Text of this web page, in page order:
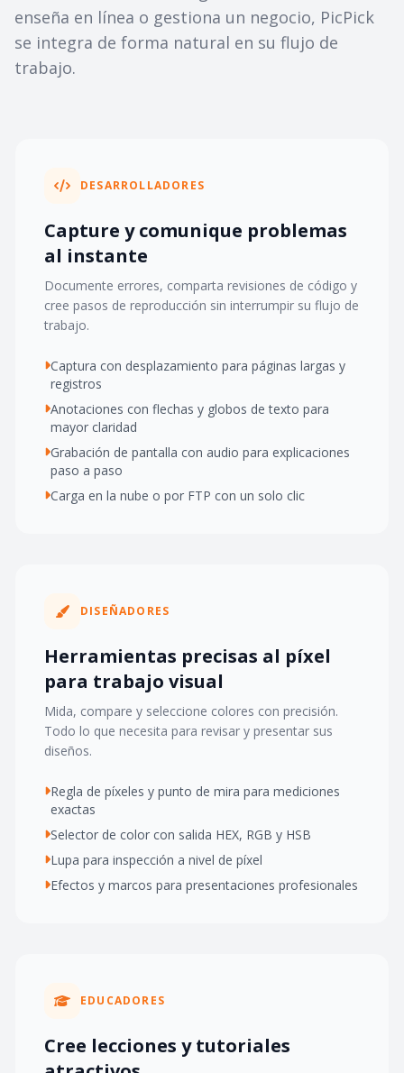
enseña en línea o gestiona un negocio, PicPick
se integra de forma natural en su flujo de
trabajo.
DESARROLLADORES
Capture y comunique problemas
al instante
Documente errores, comparta revisiones de código y
cree pasos de reproducción sin interrumpir su flujo de
trabajo.
Captura con desplazamiento para páginas largas y
registros
Anotaciones con flechas y globos de texto para
mayor claridad
Grabación de pantalla con audio para explicaciones
paso a paso
Carga en la nube o por FTP con un solo clic
DISEÑADORES
Herramientas precisas al píxel
para trabajo visual
Mida, compare y seleccione colores con precisión.
Todo lo que necesita para revisar y presentar sus
diseños.
Regla de píxeles y punto de mira para mediciones
exactas
Selector de color con salida HEX, RGB y HSB
Lupa para inspección a nivel de píxel
Efectos y marcos para presentaciones profesionales
EDUCADORES
Cree lecciones y tutoriales